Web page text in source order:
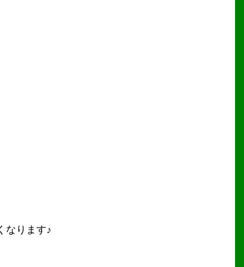
なります♪